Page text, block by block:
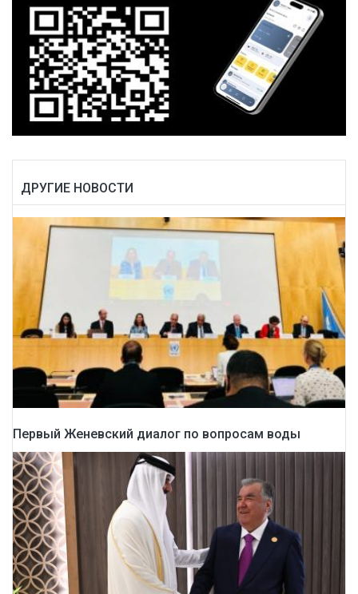
ДРУГИЕ НОВОСТИ
Первый Женевский диалог по вопросам воды